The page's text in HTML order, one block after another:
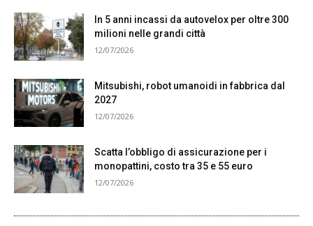
In 5 anni incassi da autovelox per oltre 300
milioni nelle grandi città
12/07/2026
Mitsubishi, robot umanoidi in fabbrica dal
2027
12/07/2026
Scatta l’obbligo di assicurazione per i
monopattini, costo tra 35 e 55 euro
12/07/2026